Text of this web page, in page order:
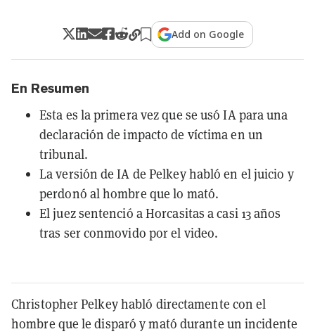
Add on Google
En Resumen
Esta es la primera vez que se usó IA para una
declaración de impacto de víctima en un
tribunal.
La versión de IA de Pelkey habló en el juicio y
perdonó al hombre que lo mató.
El juez sentenció a Horcasitas a casi 13 años
tras ser conmovido por el video.
Christopher Pelkey habló directamente con el
hombre que le disparó y mató durante un incidente